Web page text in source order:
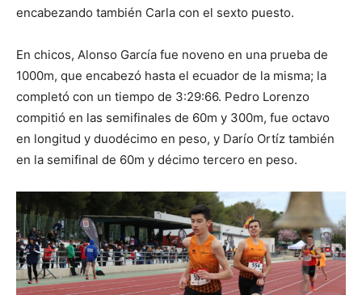
encabezando también Carla con el sexto puesto.
En chicos, Alonso García fue noveno en una prueba de
1000m, que encabezó hasta el ecuador de la misma; la
completó con un tiempo de 3:29:66. Pedro Lorenzo
compitió en las semifinales de 60m y 300m, fue octavo
en longitud y duodécimo en peso, y Darío Ortíz también
en la semifinal de 60m y décimo tercero en peso.